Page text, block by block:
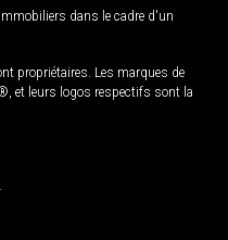
dans le cadre d'un
propriétaires. Les marques de
et leurs logos respectifs sont la